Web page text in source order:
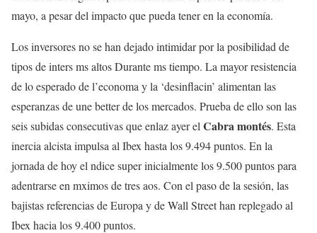
mayo, a pesar del impacto que pueda tener en la economía.
Los inversores no se han dejado intimidar por la posibilidad de
tipos de inters ms altos Durante ms tiempo. La mayor resistencia
de lo esperado de l’economa y la ‘desinflacin’ alimentan las
esperanzas de une better de los mercados. Prueba de ello son las
seis subidas consecutivas que enlaz ayer el Cabra montés. Esta
inercia alcista impulsa al Ibex hasta los 9.494 puntos. En la
jornada de hoy el ndice super inicialmente los 9.500 puntos para
adentrarse en mximos de tres aos. Con el paso de la sesión, las
bajistas referencias de Europa y de Wall Street han replegado al
Ibex hacia los 9.400 puntos.